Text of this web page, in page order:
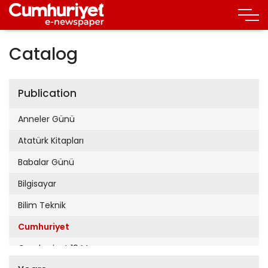
Catalog
Publication
Anneler Günü
Atatürk Kitapları
Babalar Günü
Bilgisayar
Bilim Teknik
Cumhuriyet
Cumhuriyet 19 Mayıs